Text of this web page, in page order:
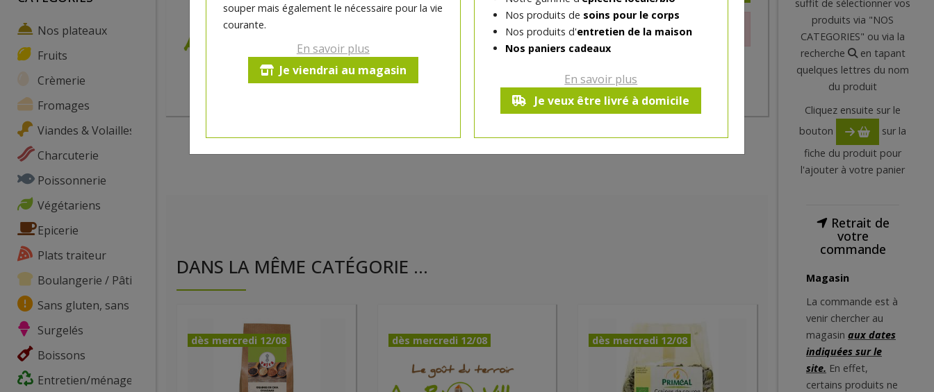
Nos plateaux
Fruits
Crèmerie
Fromages
Viandes & Volailles
Charcuterie
Poissonnerie
Végétariens
Epicerie
Plats traiteur
Boulangerie / Pâtisserie
Sans gluten, sans lactose, ...
Surgelés
Boissons
Entretien/ménage
souper mais également le nécessaire pour la vie
courante.
En savoir plus
Je viendrai au magasin
Nos produits de soins pour le corps
Nos produits d'entretien de la maison
Nos paniers cadeaux
En savoir plus
Je veux être livré à domicile
Ce produit est indisponible pour le moment.
DANS LA MÊME CATÉGORIE ...
dès mercredi 12/08 dès mercredi 12/08 dès mercredi 12/08
suffit de sélectionner vos
produits via "NOS
CATEGORIES" ou via la
recherche
en tapant
quelques lettres du nom
du produit
Cliquez ensuite sur le
bouton
sur la
fiche du produit pour
l'ajouter à votre panier
Retrait de
votre
commande
Magasin
La commande est à
venir chercher au
magasin aux dates
indiquées sur le
site. En effet,
certains produits ne